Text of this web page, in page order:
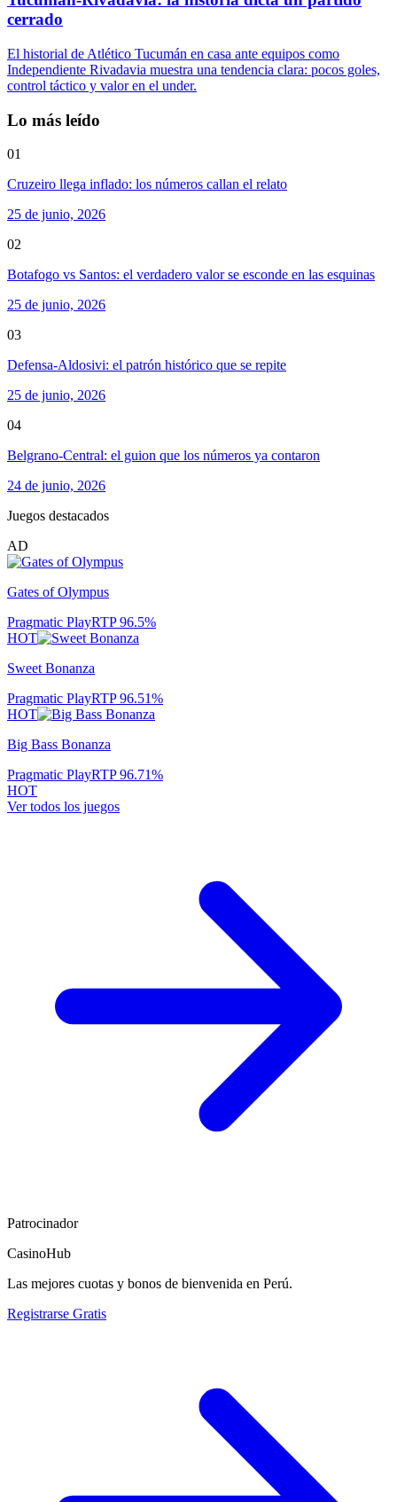
cerrado
El historial de Atlético Tucumán en casa ante equipos como
Independiente Rivadavia muestra una tendencia clara: pocos goles,
control táctico y valor en el under.
Lo más leído
01
Cruzeiro llega inflado: los números callan el relato
25 de junio, 2026
02
Botafogo vs Santos: el verdadero valor se esconde en las esquinas
25 de junio, 2026
03
Defensa-Aldosivi: el patrón histórico que se repite
25 de junio, 2026
04
Belgrano-Central: el guion que los números ya contaron
24 de junio, 2026
Juegos destacados
AD
Gates of Olympus
Pragmatic PlayRTP96.5%
HOT
Sweet Bonanza
Pragmatic PlayRTP96.51%
HOT
Big Bass Bonanza
Pragmatic PlayRTP96.71%
HOT
Ver todos los juegos
Patrocinador
CasinoHub
Las mejores cuotas y bonos de bienvenida en Perú.
Registrarse Gratis